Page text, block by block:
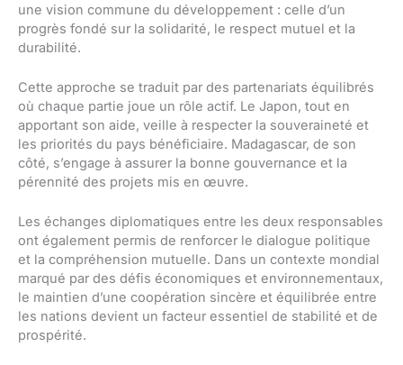
une vision commune du développement : celle d’un
progrès fondé sur la solidarité, le respect mutuel et la
durabilité.
Cette approche se traduit par des partenariats équilibrés
où chaque partie joue un rôle actif. Le Japon, tout en
apportant son aide, veille à respecter la souveraineté et
les priorités du pays bénéficiaire. Madagascar, de son
côté, s’engage à assurer la bonne gouvernance et la
pérennité des projets mis en œuvre.
Les échanges diplomatiques entre les deux responsables
ont également permis de renforcer le dialogue politique
et la compréhension mutuelle. Dans un contexte mondial
marqué par des défis économiques et environnementaux,
le maintien d’une coopération sincère et équilibrée entre
les nations devient un facteur essentiel de stabilité et de
prospérité.